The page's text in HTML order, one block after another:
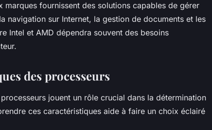
marques fournissent des solutions capables de gérer
navigation sur Internet, la gestion de documents et les
Intel et AMD dépendra souvent des besoins
des processeurs
jouent un rôle crucial dans la détermination
ces caractéristiques aide à faire un choix éclairé